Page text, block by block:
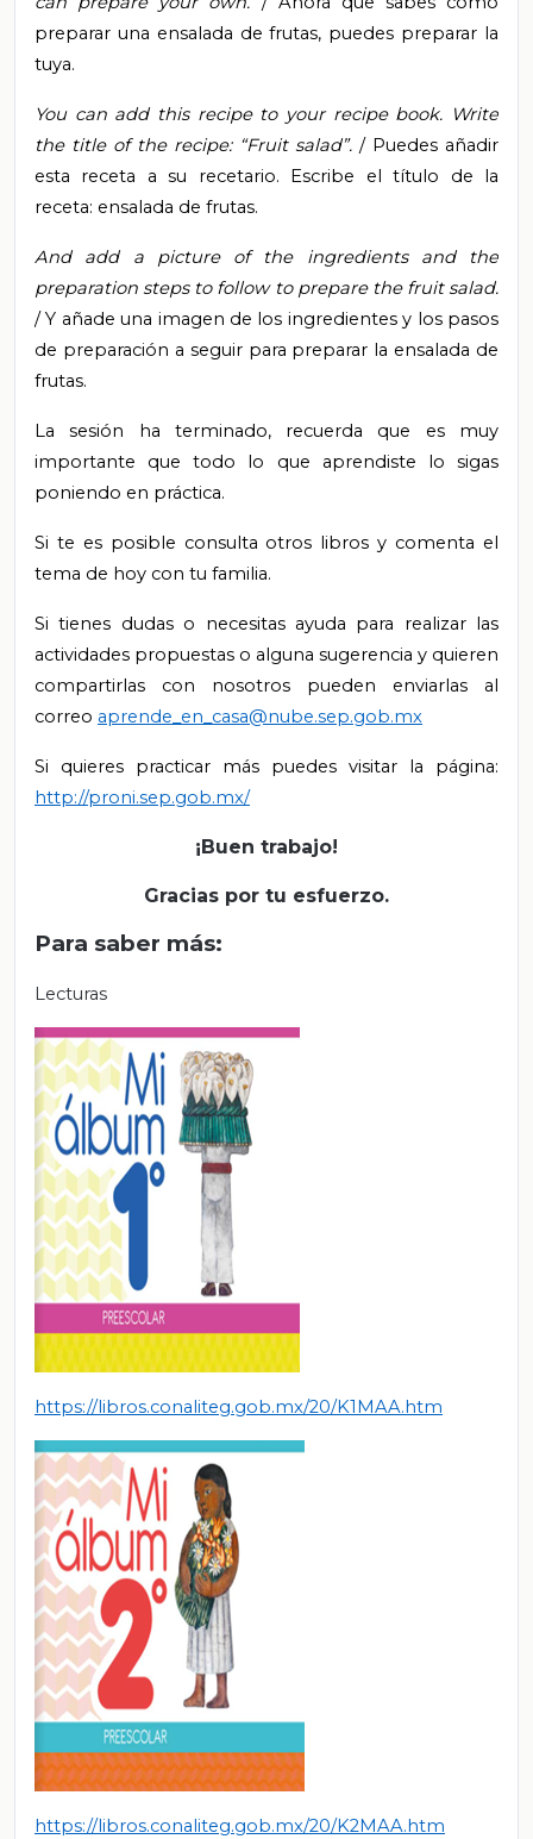
preparar una ensalada de frutas, puedes preparar la
tuya.
You can add this recipe to your recipe book. Write
the title of the recipe: “Fruit salad”. / Puedes añadir
esta receta a su recetario. Escribe el título de la
receta: ensalada de frutas.
And add a picture of the ingredients and the
preparation steps to follow to prepare the fruit salad.
/ Y añade una imagen de los ingredientes y los pasos
de preparación a seguir para preparar la ensalada de
frutas.
La sesión ha terminado, recuerda que es muy
importante que todo lo que aprendiste lo sigas
poniendo en práctica.
Si te es posible consulta otros libros y comenta el
tema de hoy con tu familia.
Si tienes dudas o necesitas ayuda para realizar las
actividades propuestas o alguna sugerencia y quieren
compartirlas con nosotros pueden enviarlas al
correo aprende_en_casa@nube.sep.gob.mx
Si quieres practicar más puedes visitar la página:
http://proni.sep.gob.mx/
¡Buen trabajo!
Gracias por tu esfuerzo.
Para saber más:
Lecturas
https://libros.conaliteg.gob.mx/20/K1MAA.htm
https://libros.conaliteg.gob.mx/20/K2MAA.htm